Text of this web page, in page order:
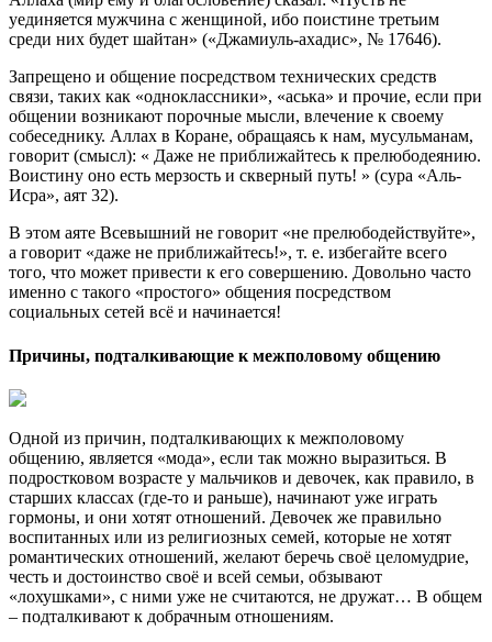
уединяется мужчина с женщиной, ибо поистине третьим
среди них будет шайтан» («Джамиуль-ахадис», № 17646).
Запрещено и общение посредством технических средств
связи, таких как «одноклассники», «аська» и прочие, если при
общении возникают порочные мысли, влечение к своему
собеседнику. Аллах в Коране, обращаясь к нам, мусульманам,
говорит (смысл): « Даже не приближайтесь к прелюбодеянию.
Воистину оно есть мерзость и скверный путь! » (сура «Аль-
Исра», аят 32).
В этом аяте Всевышний не говорит «не прелюбодействуйте»,
а говорит «даже не приближайтесь!», т. е. избегайте всего
того, что может привести к его совершению. Довольно часто
именно с такого «простого» общения посредством
социальных сетей всё и начинается!
Причины, подталкивающие к межполовому общению
Одной из причин, подталкивающих к межполовому
общению, является «мода», если так можно выразиться. В
подростковом возрасте у мальчиков и девочек, как правило, в
старших классах (где-то и раньше), начинают уже играть
гормоны, и они хотят отношений. Девочек же правильно
воспитанных или из религиозных семей, которые не хотят
романтических отношений, желают беречь своё целомудрие,
честь и достоинство своё и всей семьи, обзывают
«лохушками», с ними уже не считаются, не дружат… В общем
– подталкивают к добрачным отношениям.